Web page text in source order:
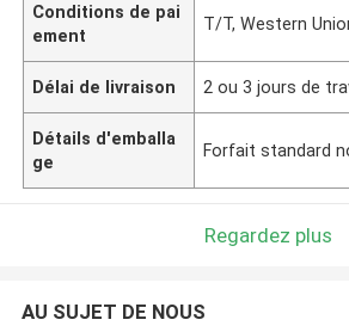
Conditions de pai
ement
T/T, Western
Délai de livraison 2 ou 3 jours de
Détails d'emballa
ge
Forfait standard
Regardez plus
AU SUJET DE NOUS